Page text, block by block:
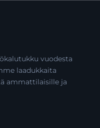
vuodesta
laadukkaita
ammattilaisille ja